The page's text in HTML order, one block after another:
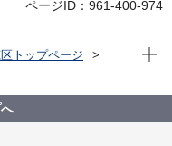
ページID：961-400-974
トップページ
川のなか1
現在